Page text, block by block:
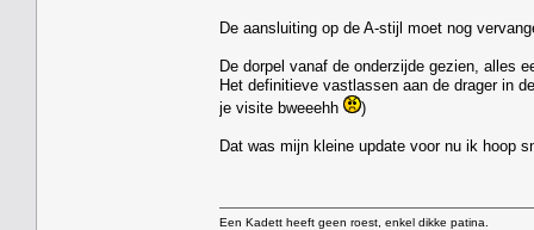
De aansluiting op de A-stijl moet nog
De dorpel vanaf de onderzijde gezien, alles
Het definitieve vastlassen aan de drager in
je visite bweeehh
)
Dat was mijn kleine update voor nu ik hoop
Een Kadett heeft geen roest, enkel dikke patina.